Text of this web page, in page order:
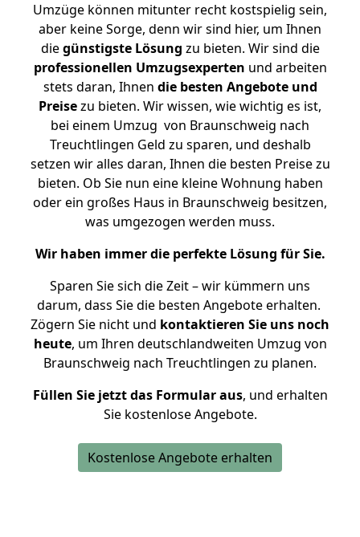
Umzüge können mitunter recht kostspielig sein,
aber keine Sorge, denn wir sind hier, um Ihnen
diegünstigste Lösung zu bieten. Wir sind die
professionellen Umzugsexperten und arbeiten
stets daran, Ihnen die besten Angebote und
Preisezu bieten. Wir wissen, wie wichtig es ist,
bei einem Umzug von Braunschweig nach
Treuchtlingen Geld zu sparen, und deshalb
setzen wir alles daran, Ihnen die besten Preise zu
bieten. Ob Sie nun eine kleine Wohnung haben
oder ein großes Haus in Braunschweig besitzen,
was umgezogen werden muss.
Wir haben immer die perfekte Lösung für Sie.
Sparen Sie sich die Zeit – wir kümmern uns
darum, dass Sie die besten Angebote erhalten.
Zögern Sie nicht und kontaktieren Sie uns noch
heute, um Ihren deutschlandweiten Umzug von
Braunschweig nach Treuchtlingen zu planen.
Füllen Sie jetzt das Formular aus, und erhalten
Sie kostenlose Angebote.
Kostenlose Angebote erhalten